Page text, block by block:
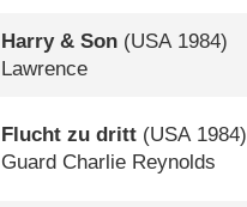
Harry & Son (USA1984)
Lawrence
Flucht zu dritt (USA1984)
Guard Charlie Reynolds